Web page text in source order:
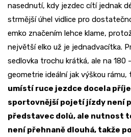
nasednutí, kdy jezdec cítí jednak
strmější úhel vidlice pro
emko značením lehce klame,
největší elko už je jednadvacítka.
sedlovka trochu krátká, ale na 180
geometrie ideální jak výškou rámu,
umístí ruce jezdce docela
sportovnější pojetí jízdy není
představec dolů, ale nutnost
není přehnaně dlouhá, takže